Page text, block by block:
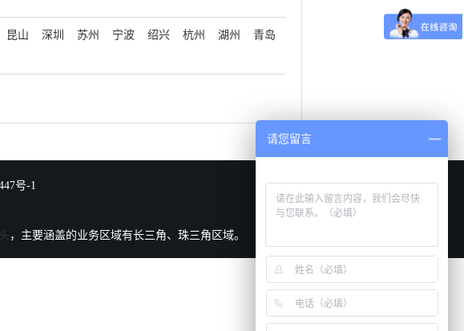
昆山 深圳 苏州 宁波 绍兴 杭州 湖州
青岛
号-1
，主要涵盖的业务区域有长三角、珠三角区域。
请您留言